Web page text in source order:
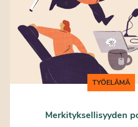
TYÖELÄMÄ
Merkityksellisyyden